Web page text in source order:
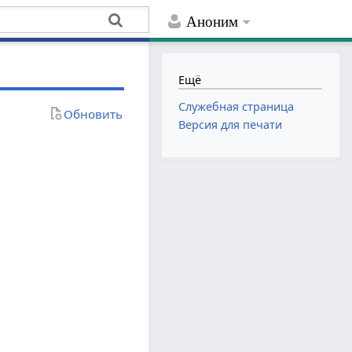
Аноним
Обновить
Ещё
Служебная страница
Версия для печати